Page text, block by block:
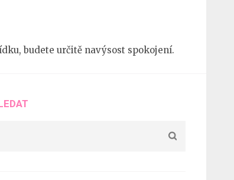
budete určitě navýsost spokojení.